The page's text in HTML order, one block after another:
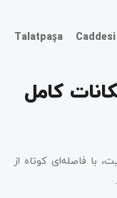
Talatpaşa
امکانات کامل
با فاصله‌ای کوتاه از